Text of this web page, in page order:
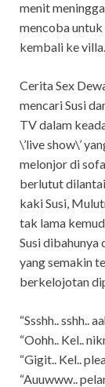
menit
mencoba
kembali ke villa.
Cerita Sex
mencari Susi
TV dalam
\’live show\’
melonjor di
berlutut
kaki Susi,
tak lama
Susi dibahunya
yang semakin
berkelojotan
“Ssshh.. sshh..
“Oohh.. Kel..
“Gigit.. Kel..
“Auuwww..